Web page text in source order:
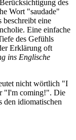
des
Wort "saudade"
beschreibt eine
Eine einfache
des Gefühls
Erklärung oft
ins Englische
nicht wörtlich "I
"I'm coming!". Die
den idiomatischen